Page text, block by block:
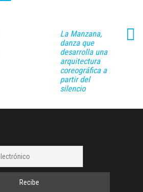
La Manzana,
danza que
desarrolla una
arquitectura
coreográfica a
partir del
silencio